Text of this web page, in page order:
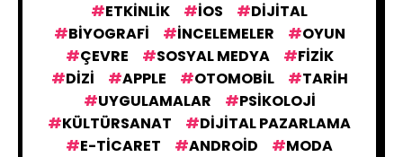
ETKINLIK
IOS
DIJITAL
BIYOGRAFI
İNCELEMELER
OYUN
ÇEVRE
SOSYAL MEDYA
FIZIK
DIZI
APPLE OTOMOBIL
TARIH
UYGULAMALAR
PSIKOLOJI
KÜLTÜRSANAT
DIJITAL PAZARLAMA
E-TICARET
ANDROID
MODA